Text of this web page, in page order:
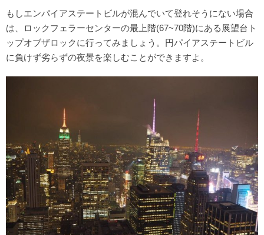
もしエンパイアステートビルが混んでいて登れそうにない場合
は、ロックフェラーセンターの最上階(67~70階)にある展望台ト
ップオブザロックに行ってみましょう。円パイアステートビル
に負けず劣らずの夜景を楽しむことができますよ。